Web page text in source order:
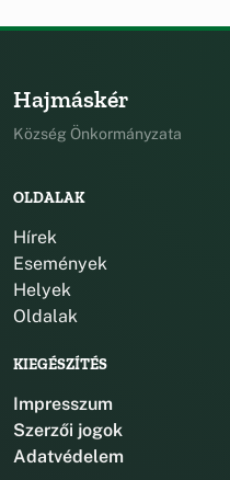
Hajmáskér
Község Önkormányzata
OLDALAK
Hírek
Események
Helyek
Oldalak
KIEGÉSZÍTÉS
Impresszum
Szerzői jogok
Adatvédelem